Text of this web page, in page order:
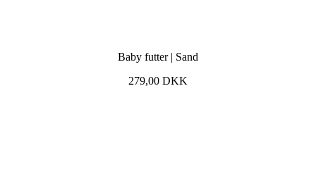
Baby futter | Sand
279,00 DKK